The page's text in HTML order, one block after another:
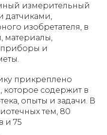
измерительный
изобретателя, в
материалы,
приборы и
прикреплено
содержит в
опыты и задачи. В
тем, 80
и 75